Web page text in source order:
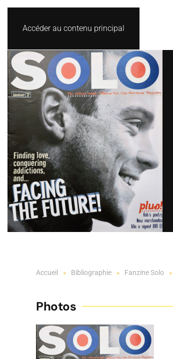
Accéder au contenu principal
Accueil Bibliographie Fanzine Solo
Photos